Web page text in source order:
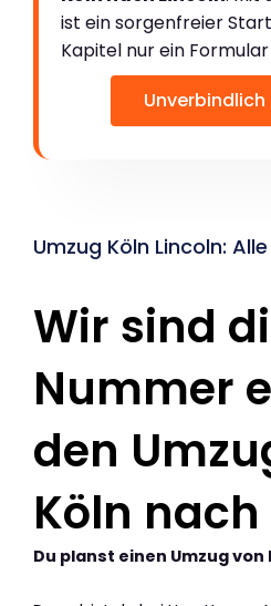
ist ein sorgenfreier
Kapitel nur ein
Umzug Köln Lincoln:
Wir sind
Nummer
den
Köln
Du planst einen Umzug von